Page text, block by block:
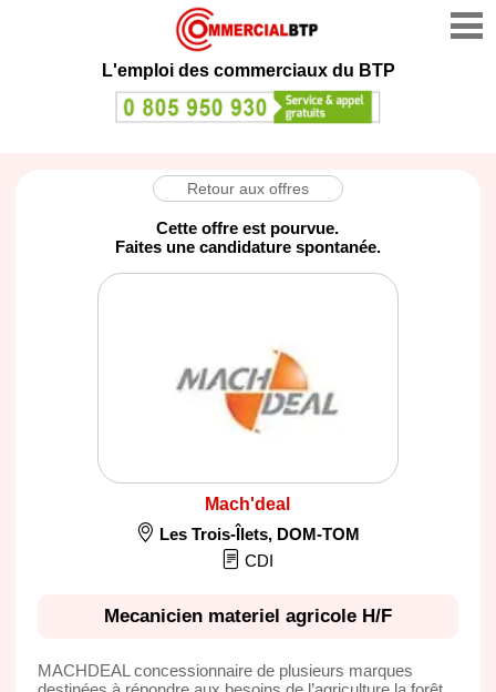
L'emploi des commerciaux du BTP
Retour aux offres
Cette offre est pourvue.
Faites une candidature spontanée.
Mach'deal
Les Trois-Îlets, DOM-TOM
CDI
Mecanicien materiel agricole H/F
MACHDEAL concessionnaire de plusieurs marques